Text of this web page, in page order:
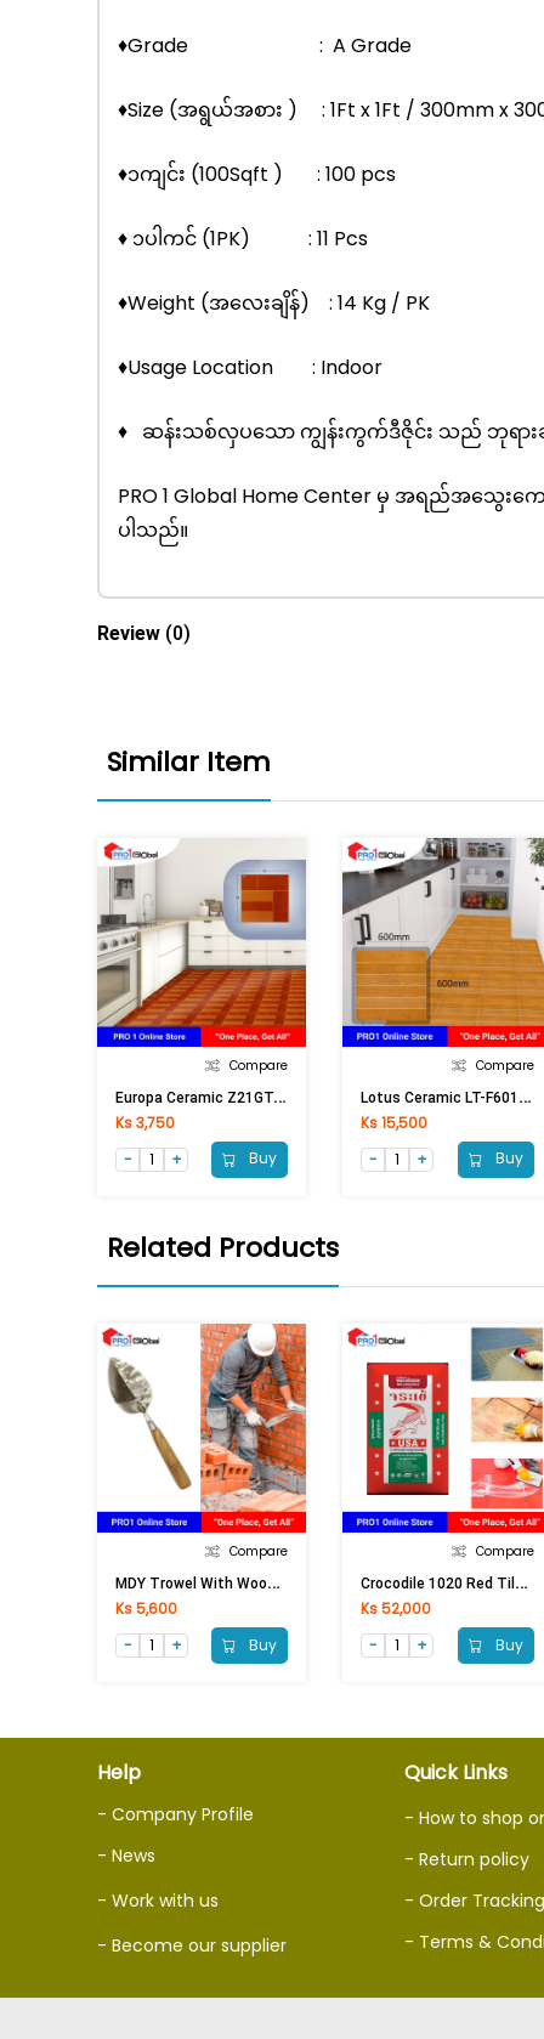
♦Grade : A Grade
♦Size (အရွယ်အစား ) : 1Ft x 1Ft / 300mm x
♦၁ကျင်း (100Sqft ) : 100 pcs
♦ ၁ပါကင် (1PK) : 11 Pcs
♦Weight (အလေးချိန်) : 14 Kg / PK
♦Usage Location : Indoor
♦ ဆန်းသစ်လှပသော ကျွန်းကွက်ဒီဇိုင်း သည် ဘုရားခန်း
PRO 1 Global Home Center မှ အရည်အသွေးက
ပါသည်။
Review (0)
Similar Item
Compare
E
Uropa Ceramic Z21GTA40010848A1 Maisuksan Brown (300x300)mm
Ks 3,750
Buy
Compare
L
Otus Ceramic LT-F6011 (600x600)mm (Matt)
Ks 15,500
Buy
Related Products
Compare
M
DY Trowel With Wooden Handle (3in)
Ks 5,600
Buy
Compare
C
Rocodile 1020 Red Tile Adhesive (20Kg) Grey
Ks 52,000
Buy
Help
- Company Profile
- News
- Work with us
- Become our supplier
Quick Links
- How to shop
- Return policy
- Order Tracking
- Terms &